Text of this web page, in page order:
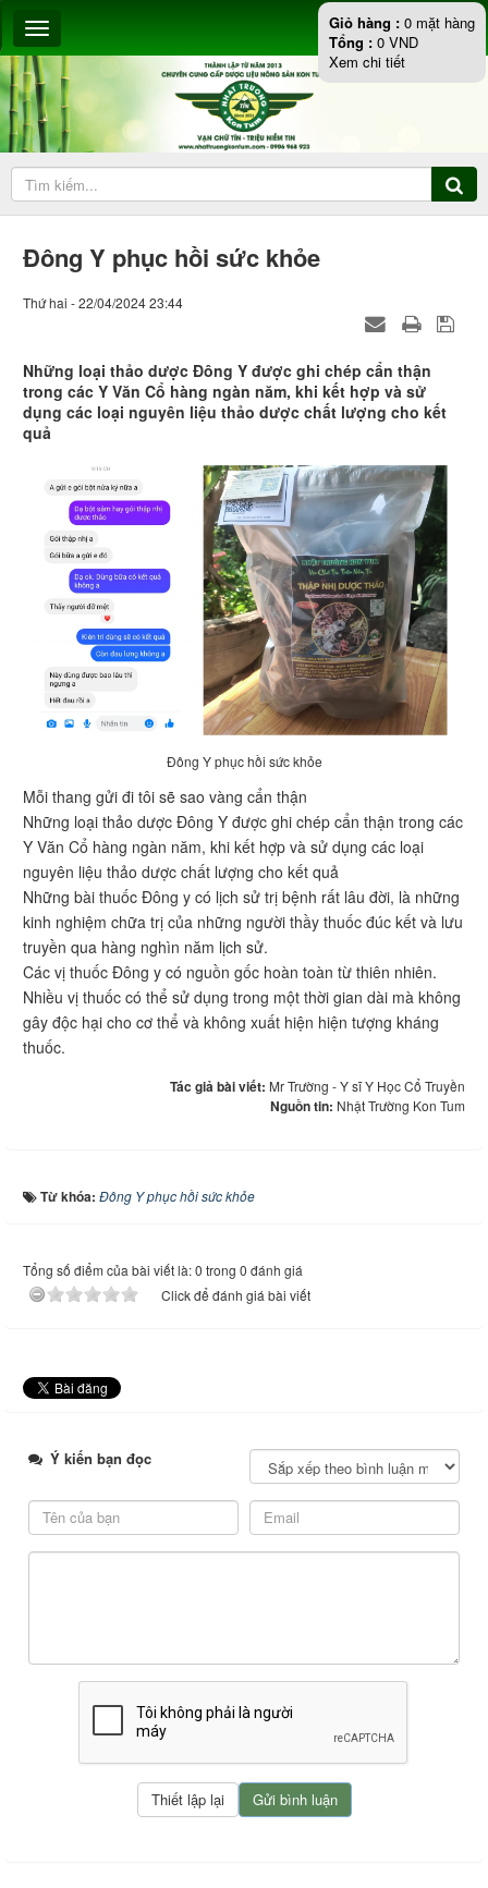
Đông Y phục hồi sức khỏe
Thứ hai - 22/04/2024 23:44
Những loại thảo dược Đông Y được ghi chép cẩn thận
trong các Y Văn Cổ hàng ngàn năm, khi kết hợp và sử
dụng các loại nguyên liệu thảo dược chất lượng cho kết
quả
Đông Y phục hồi sức khỏe
Mỗi thang gửi đi tôi sẽ sao vàng cẩn thận
Những loại thảo dược Đông Y được ghi chép cẩn thận trong các
Y Văn Cổ hàng ngàn năm, khi kết hợp và sử dụng các loại
nguyên liệu thảo dược chất lượng cho kết quả
Những bài thuốc Đông y có lịch sử trị bệnh rất lâu đời, là những
kinh nghiệm chữa trị của những người thầy thuốc đúc kết và lưu
truyền qua hàng nghìn năm lịch sử.
Các vị thuốc Đông y có nguồn gốc hoàn toàn từ thiên nhiên.
Nhiều vị thuốc có thể sử dụng trong một thời gian dài mà không
gây độc hại cho cơ thể và không xuất hiện hiện tượng kháng
thuốc.
Tác giả bài viết: Mr Trường - Y sĩ Y Học Cổ Truyền
Nguồn tin: Nhật Trường Kon Tum
Từ khóa: Đông Y phục hồi sức khỏe
Tổng số điểm của bài viết là: 0 trong 0 đánh giá
Click để đánh giá bài viết
Ý kiến bạn đọc
Giỏ hàng : 0 mặt hàng
Tổng : 0 VND
Xem chi tiết